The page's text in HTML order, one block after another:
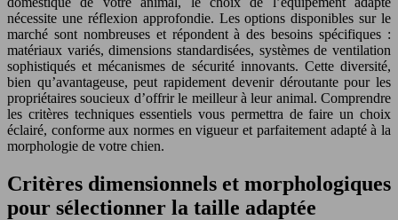
nécessite une réflexion approfondie. Les options disponibles sur le
marché sont nombreuses et répondent à des besoins spécifiques :
matériaux variés, dimensions standardisées, systèmes de ventilation
sophistiqués et mécanismes de sécurité innovants. Cette diversité,
bien qu’avantageuse, peut rapidement devenir déroutante pour les
propriétaires soucieux d’offrir le meilleur à leur animal. Comprendre
les critères techniques essentiels vous permettra de faire un choix
éclairé, conforme aux normes en vigueur et parfaitement adapté à la
morphologie de votre chien.
Critères dimensionnels et morphologiques
pour sélectionner la taille adaptée